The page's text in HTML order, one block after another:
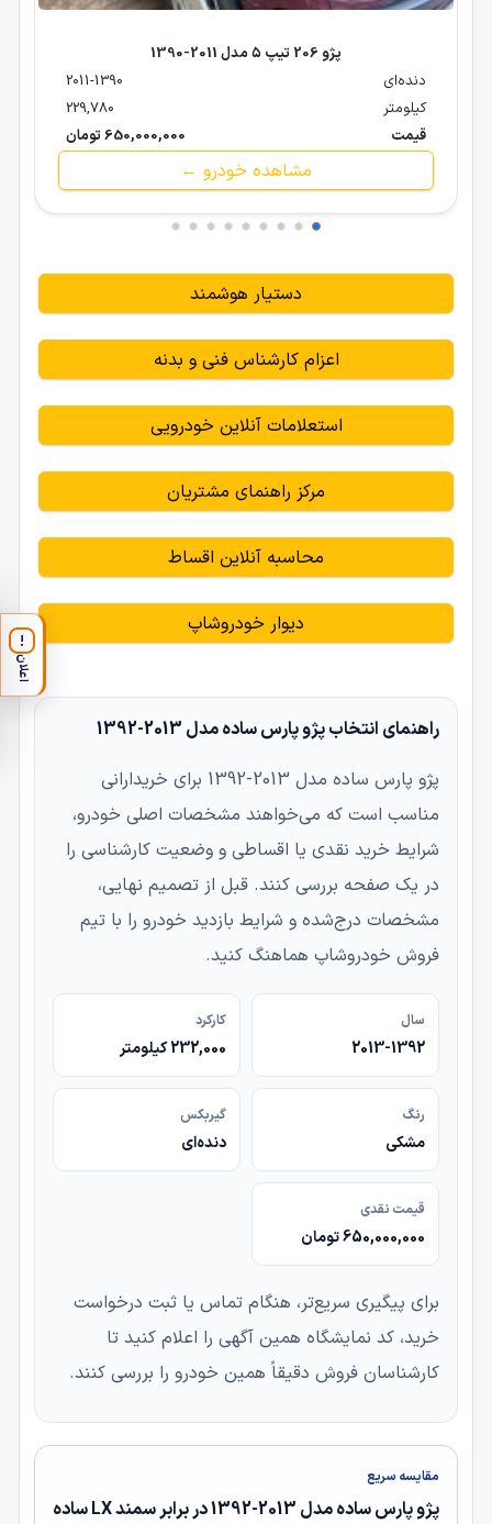
پژو 206 تیپ ۵ مدل 2011-1390
دنده‌ای
2011-1390
کیلومتر
229,780
قیمت
650,000,000 تومان
مشاهده خودرو ←
دستیار هوشمند
اعزام کارشناس فنی و بدنه
استعلامات آنلاین خودرویی
مرکز راهنمای مشتریان
محاسبه آنلاین اقساط
دیوار خودروشاپ
راهنمای انتخاب پژو پارس ساده مدل 2013-1392
پژو پارس ساده مدل 2013-1392 برای خریدارانی
مناسب است که می‌خواهند مشخصات اصلی خودرو،
شرایط خرید نقدی یا اقساطی و وضعیت کارشناسی را
در یک صفحه بررسی کنند. قبل از تصمیم نهایی،
مشخصات درج‌شده و شرایط بازدید خودرو را با تیم
فروش خودروشاپ هماهنگ کنید.
سال
2013-1392
کارکرد
232,000 کیلومتر
رنگ
مشکی
گیربکس
دنده‌ای
قیمت نقدی
650,000,000 تومان
برای پیگیری سریع‌تر، هنگام تماس یا ثبت درخواست
خرید، کد نمایشگاه همین آگهی را اعلام کنید تا
کارشناسان فروش دقیقاً همین خودرو را بررسی کنند.
مقایسه سریع
پژو پارس ساده مدل 2013-1392 در برابر سمند LX ساده
!
اعلان